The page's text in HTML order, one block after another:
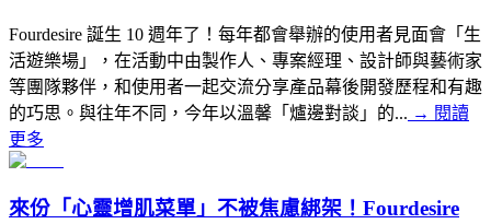
Fourdesire 誕生 10 週年了！每年都會舉辦的使用者見面會「生
活遊樂場」，在活動中由製作人、專案經理、設計師與藝術家
等團隊夥伴，和使用者一起交流分享產品幕後開發歷程和有趣
的巧思。與往年不同，今年以溫馨「爐邊對談」的... → 閱讀
更多
來份「心靈增肌菜單」不被焦慮綁架！Fourdesire